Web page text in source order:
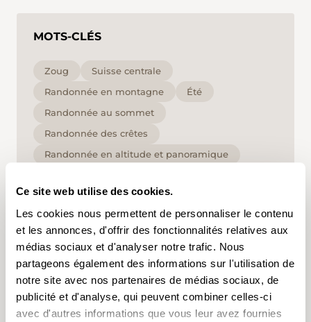
Ce site web utilise des cookies.
Les cookies nous permettent de personnaliser le contenu
et les annonces, d'offrir des fonctionnalités relatives aux
médias sociaux et d'analyser notre trafic. Nous
partageons également des informations sur l'utilisation de
notre site avec nos partenaires de médias sociaux, de
publicité et d'analyse, qui peuvent combiner celles-ci
avec d'autres informations que vous leur avez fournies
MOTS-CLÉS
Zoug
Suisse centrale
Randonnée en montagne
Été
Randonnée au sommet
Randonnée des crêtes
Randonnée en altitude et panoramique
En cliquant sur un mot-clé, vous pouvez l'ajouter à
votre compte d'utilisateur et obtenir des contenus
adaptés à vos centres d'intérêt. Les mots-clés ne
peuvent être enregistrés que dans un compte
d'utilisateur.